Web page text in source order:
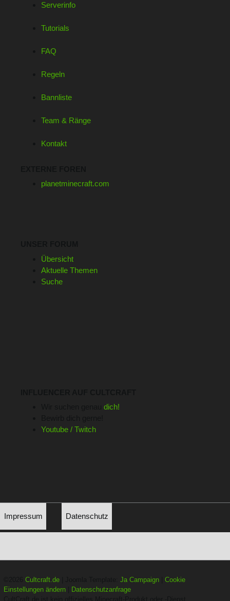
Serverinfo
Tutorials
FAQ
Regeln
Bannliste
Team & Ränge
Kontakt
planetminecraft.com
Übersicht
Aktuelle Themen
Suche
dich!
Youtube / Twitch
Impressum Datenschutz
Cultcraft.de| Joomla Template: Ja Campaign| Cookie
Einstellungen ändern|
Datenschutzanfrage